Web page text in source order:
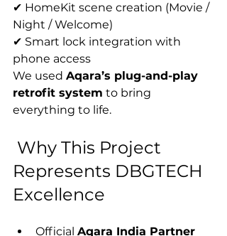
✔ HomeKit scene creation (Movie /
Night / Welcome)
✔ Smart lock integration with
phone access
We used Aqara’s plug-and-play
retrofit system to bring
everything to life.
Why This Project
Represents DBGTECH
Excellence
Official Aqara India Partner